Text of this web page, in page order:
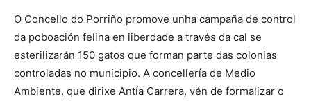
O Concello do Porriño promove unha campaña de control
da poboación felina en liberdade a través da cal se
esterilizarán 150 gatos que forman parte das colonias
controladas no municipio. A concellería de Medio
Ambiente, que dirixe Antía Carrera, vén de formalizar o